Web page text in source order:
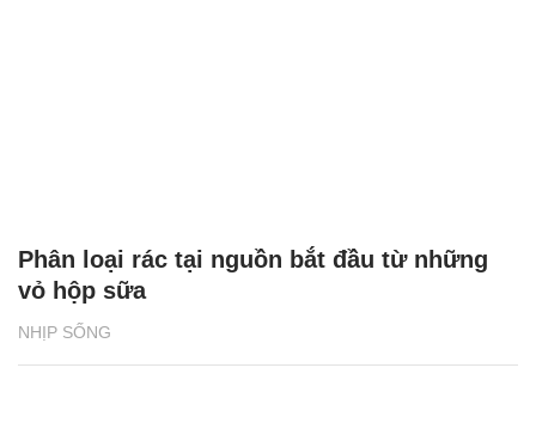
NHỊP SỐNG
Phân loại rác tại nguồn bắt đầu từ những
vỏ hộp sữa